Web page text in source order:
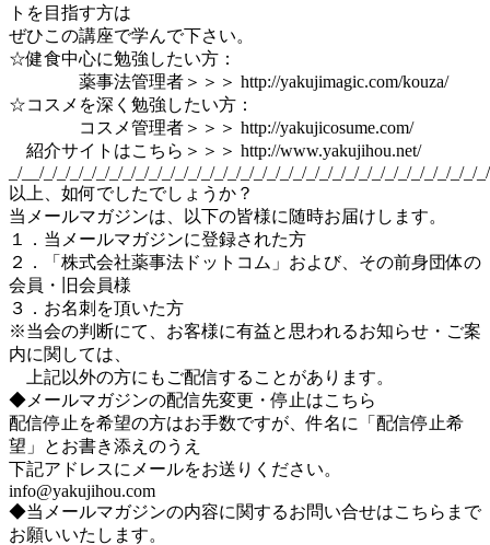
トを目指す方は
ぜひこの講座で学んで下さい。
☆健食中心に勉強したい方：
薬事法管理者＞＞＞ http://yakujimagic.com/kouza/
☆コスメを深く勉強したい方：
コスメ管理者＞＞＞ http://yakujicosume.com/
紹介サイトはこちら＞＞＞ http://www.yakujihou.net/
_/__/_/_/_/_/_/_/_/_/_/_/_/_/_/_/_/_/_/_/_/_/_/_/_/_/_/_/_/_/_/_/_/_/_/_/
以上、如何でしたでしょうか？
当メールマガジンは、以下の皆様に随時お届けします。
１．当メールマガジンに登録された方
２．「株式会社薬事法ドットコム」および、その前身団体の
会員・旧会員様
３．お名刺を頂いた方
※当会の判断にて、お客様に有益と思われるお知らせ・ご案
内に関しては、
上記以外の方にもご配信することがあります。
◆メールマガジンの配信先変更・停止はこちら
配信停止を希望の方はお手数ですが、件名に「配信停止希
望」とお書き添えのうえ
下記アドレスにメールをお送りください。
info@yakujihou.com
◆当メールマガジンの内容に関するお問い合せはこちらまで
お願いいたします。